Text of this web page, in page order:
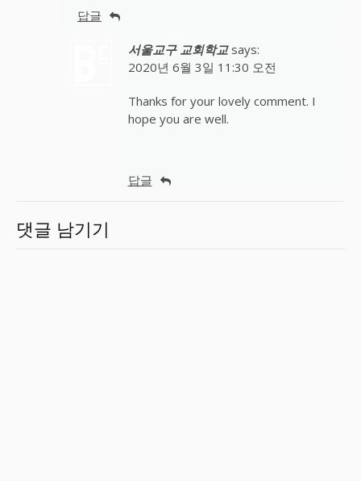
답글
서울교구 교회학교 says:
2020년 6월 3일 11:30 오전
Thanks for your lovely comment. I
hope you are well.
답글
댓글 남기기